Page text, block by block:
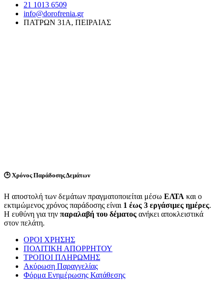
21 1013 6509
info@dorofrenia.gr
ΠΑΤΡΩΝ 31Α, ΠΕΙΡΑΙΑΣ
🕒Χρόνος Παράδοσης Δεμάτων
Η αποστολή των δεμάτων πραγματοποιείται μέσω ΕΛΤΑ και ο
εκτιμώμενος χρόνος παράδοσης είναι 1 έως 3 εργάσιμες ημέρες.
Η ευθύνη για την παραλαβή του δέματος ανήκει αποκλειστικά
στον πελάτη.
ΟΡΟΙ ΧΡΗΣΗΣ
ΠΟΛΙΤΙΚΗ ΑΠΟΡΡΗΤΟΥ
ΤΡΟΠΟΙ ΠΛΗΡΩΜΗΣ
Ακύρωση Παραγγελίας
Φόρμα Ενημέρωσης Κατάθεσης